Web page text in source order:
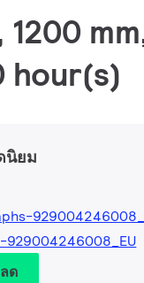
1200
hour(s)
นิยม
ด